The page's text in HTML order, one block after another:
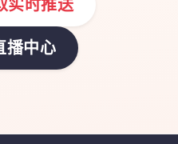
实时推送
播中心